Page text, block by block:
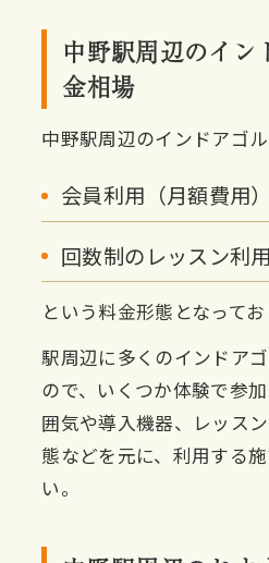
中野駅周辺のイン
金相場
中野駅周辺のインドアゴ
会員利用（月額費用
回数制のレッスン利
という料金形態となってお
駅周辺に多くのインドア
ので、いくつか体験で参
囲気や導入機器、レッス
態などを元に、利用する
い。